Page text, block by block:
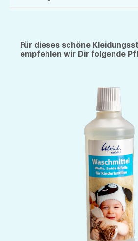
Für dieses schöne
empfehlen wir Dir folgende